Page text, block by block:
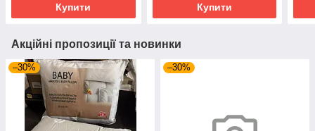
Купити Купити
Акційні пропозиції та новинки
–30% –30%